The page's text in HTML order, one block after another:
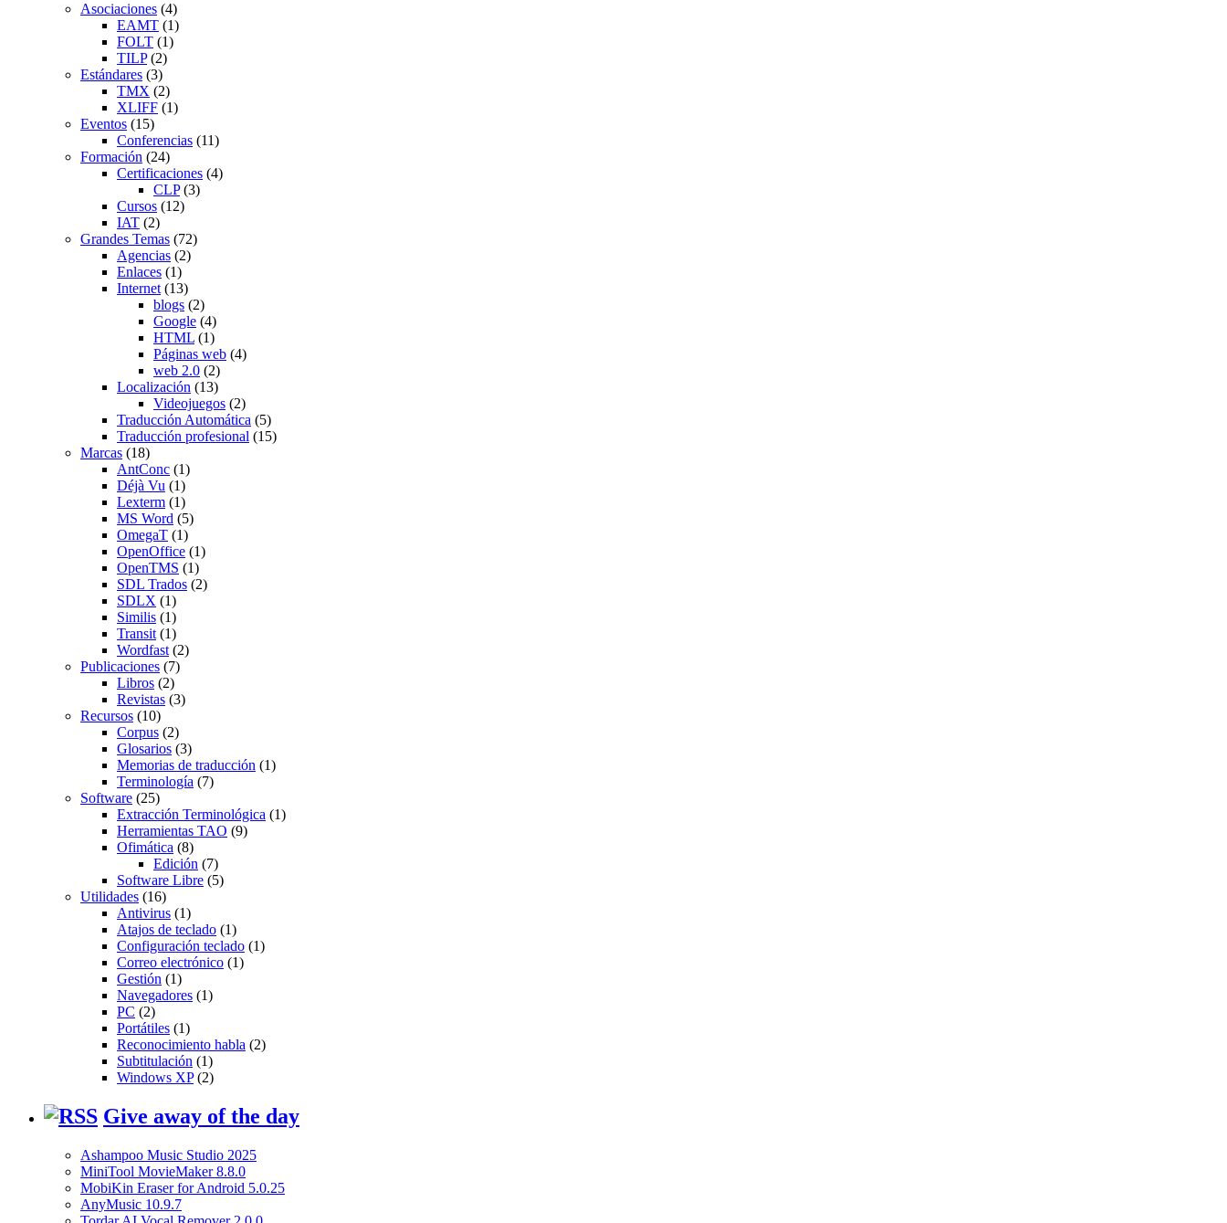
Asociaciones (4)
EAMT (1)
FOLT (1)
TILP(2)
Estándares (3)
TMX (2)
XLIFF (1)
Eventos (15)
Conferencias (11)
Formación (24)
Certificaciones (4)
CLP(3)
Cursos (12)
IAT (2)
Grandes Temas (72)
Agencias (2)
Enlaces (1)
Internet(13)
blogs (2)
Google (4)
HTML (1)
Páginas web (4)
web 2.0 (2)
Localización (13)
Videojuegos (2)
Traducción Automática (5)
Traducción profesional (15)
Marcas (18)
AntConc (1)
Déjà Vu (1)
Lexterm (1)
MS Word (5)
OmegaT (1)
OpenOffice (1)
OpenTMS (1)
SDL Trados (2)
SDLX (1)
Similis (1)
Transit(1)
Wordfast(2)
Publicaciones (7)
Libros (2)
Revistas (3)
Recursos (10)
Corpus (2)
Glosarios (3)
Memorias de traducción (1)
Terminología (7)
Software (25)
Extracción Terminológica (1)
Herramientas TAO (9)
Ofimática (8)
Edición (7)
Software Libre (5)
Utilidades (16)
Antivirus (1)
Atajos de teclado (1)
Configuración teclado (1)
Correo electrónico (1)
Gestión (1)
Navegadores (1)
PC (2)
Portátiles (1)
Reconocimiento habla (2)
Subtitulación (1)
Windows XP(2)
Give away of the day
Ashampoo Music Studio 2025
MiniTool MovieMaker 8.8.0
MobiKin Eraser for Android 5.0.25
AnyMusic 10.9.7